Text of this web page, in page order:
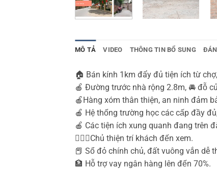
MÔ TẢ VIDEO THÔNG TIN BỔ SUNG
🏠 Bán kính 1km đẩy đủ tiện ích từ
🍎 Đường trước nhà rộng 2.8m, 🚘 đỗ
🍎Hàng xóm thân thiện, an ninh đảm
🍎 Hệ thống trường học các cấp đầy
🍎 Các tiện ích xung quanh đang trên
🙋🏼‍♂️Chủ thiện trí khách đến xem.
📕 Sổ đỏ chính chủ, đất vuông vắn dễ
🏦 Hỗ trợ vay ngân hàng lên đến 70%.